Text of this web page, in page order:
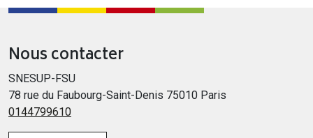
Nous contacter
SNESUP-FSU
78 rue du Faubourg-Saint-Denis 75010 Paris
0144799610